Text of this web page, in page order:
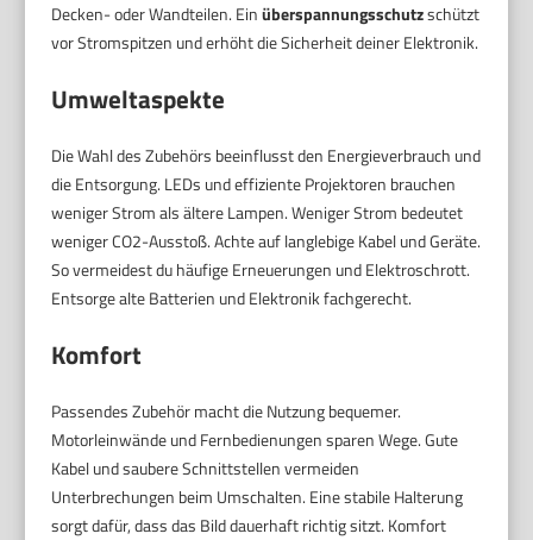
Decken- oder Wandteilen. Einüberspannungsschutzschützt
vor Stromspitzen und erhöht die Sicherheit deiner Elektronik.
Umweltaspekte
Die Wahl des Zubehörs beeinflusst den Energieverbrauch und
die Entsorgung. LEDs und effiziente Projektoren brauchen
weniger Strom als ältere Lampen. Weniger Strom bedeutet
weniger CO2-Ausstoß. Achte auf langlebige Kabel und Geräte.
So vermeidest du häufige Erneuerungen und Elektroschrott.
Entsorge alte Batterien und Elektronik fachgerecht.
Komfort
Passendes Zubehör macht die Nutzung bequemer.
Motorleinwände und Fernbedienungen sparen Wege. Gute
Kabel und saubere Schnittstellen vermeiden
Unterbrechungen beim Umschalten. Eine stabile Halterung
sorgt dafür, dass das Bild dauerhaft richtig sitzt. Komfort